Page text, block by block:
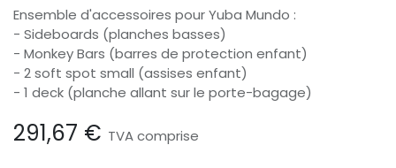
Ensemble d'accessoires pour Yuba Mundo :
- Sideboards (planches basses)
- Monkey Bars (barres de protection enfant)
- 2 soft spot small (assises enfant)
- 1 deck (planche allant sur le porte-bagage)
291,67 € TVA comprise